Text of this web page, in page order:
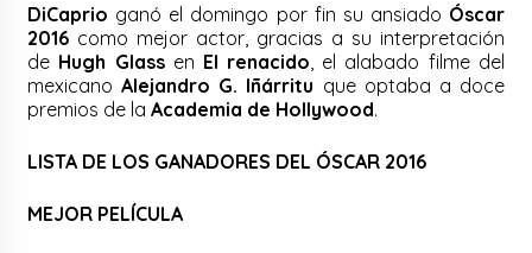
DiCaprio ganó el domingo por fin su ansiado Óscar
2016 como mejor actor, gracias a su interpretación
de Hugh Glassen El renacido , el alabado filme del
mexicanoAlejandro G. Iñárritu que optaba a doce
premios de laAcademia de Hollywood.
LISTA DE LOS GANADORES DEL ÓSCAR 2016
MEJOR PELÍCULA